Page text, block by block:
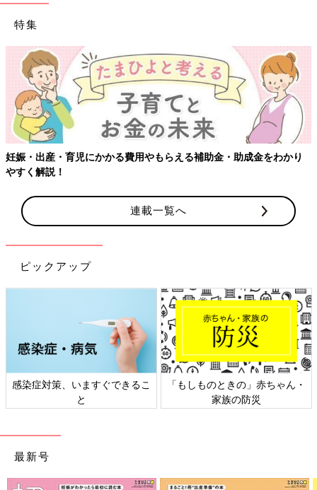
特集
妊娠・出産・育児にかかる費用やもらえる補助金・助成金をわかり
やすく解説！
連載一覧へ
ピックアップ
感染症対策、いますぐできるこ
と
「もしものときの」赤ちゃん・
家族の防災
最新号